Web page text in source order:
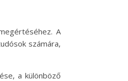
A
számára,
a különböző